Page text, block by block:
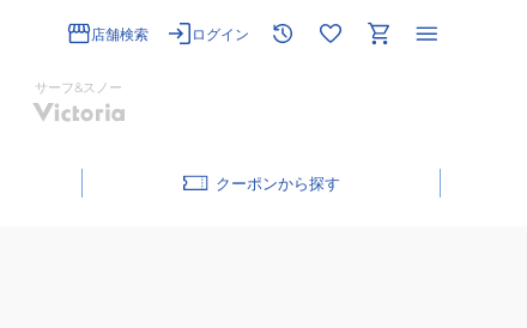
店舗検索 ログイン
サーフ&スノー
クーポン